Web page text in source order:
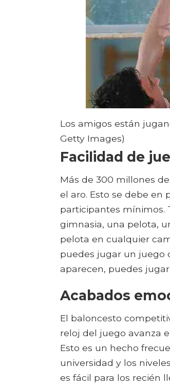
Los amigos están
Getty Images)
Facilidad de
Más de 300 millones
el aro. Esto se debe
participantes mínimos.
gimnasia, una pelota,
pelota en cualquier
puedes jugar un juego
aparecen, puedes
Acabados
El baloncesto
reloj del juego avanza
Esto es un hecho
universidad y los
es fácil para los recién